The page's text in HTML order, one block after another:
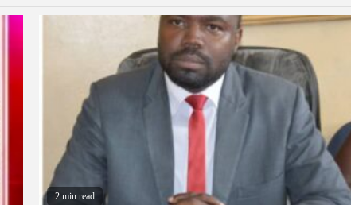
2 min read